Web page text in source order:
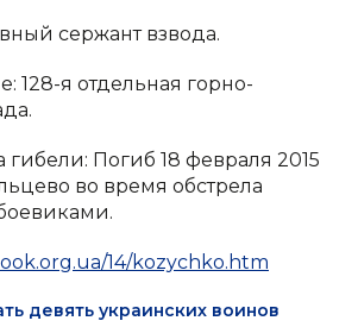
сержант взвода.
128-я отдельная горно-
гибели: Погиб 18 февраля 2015
во время обстрела
14/kozychko.htm
девять украинских воинов